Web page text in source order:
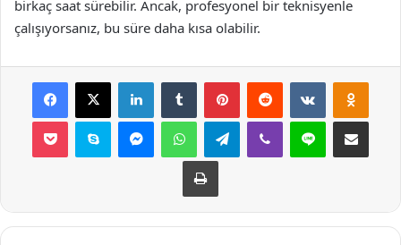
birkaç saat sürebilir. Ancak, profesyonel bir teknisyenle
çalışıyorsanız, bu süre daha kısa olabilir.
Facebook
X LinkedInTumblr PinterestReddit VKontakte
Pocket Skype MessengerWhatsAppTelegramViber Line E-Posta ile
Yazdır